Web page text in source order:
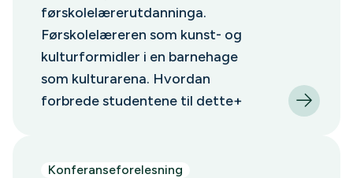
førskolelærerutdanninga.
Førskolelæreren som kunst- og
kulturformidler i en barnehage
som kulturarena. Hvordan
forbrede studentene til dette+
Konferanseforelesning